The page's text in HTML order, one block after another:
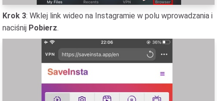
Krok 3: Wklej link wideo na Instagramie w polu wprowadzania i
naciśnij Pobierz.